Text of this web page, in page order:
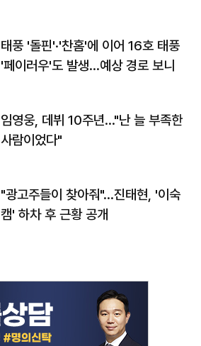
태풍 '돌핀'·'찬홈'에 이어 16호 태풍
'페이러우'도 발생…예상 경로 보니
임영웅, 데뷔 10주년…"난 늘 부족한
사람이었다"
"광고주들이 찾아줘"…진태현, '이숙
캠' 하차 후 근황 공개